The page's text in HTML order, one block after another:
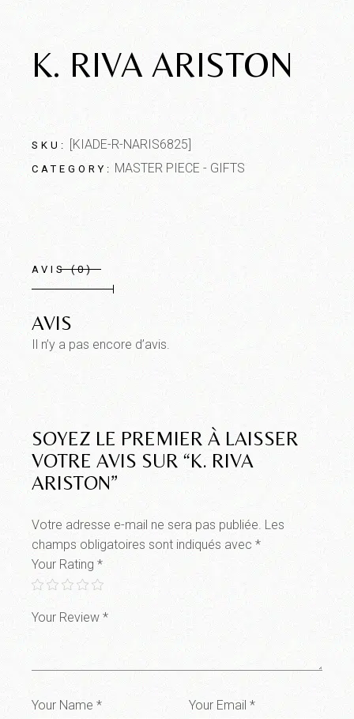
K. RIVA ARISTON
SKU: [KIADE-R-NARIS6825]
CATEGORY: MASTER PIECE - GIFTS
AVIS (0)
AVIS
Il n’y a pas encore d’avis.
SOYEZ LE PREMIER À LAISSER
VOTRE AVIS SUR “K. RIVA
ARISTON”
Votre adresse e-mail ne sera pas publiée. Les
champs obligatoires sont indiqués avec*
Your Rating*